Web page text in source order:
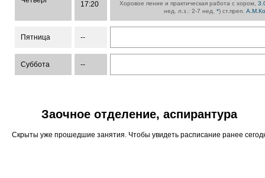
17:20
Хоровое пение и практическая работа с хором,
нед. л.з.: 2-7 нед. *) ст.преп.
Пятница --
Суббота --
Заочное отделение, аспирантура
Скрыты уже прошедшие занятия. Чтобы увидеть расписание ранее